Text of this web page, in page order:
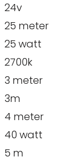
24v
25 meter
25 watt
2700k
3 meter
3m
4 meter
40 watt
5 m